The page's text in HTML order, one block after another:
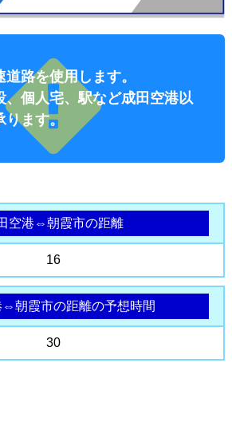
ショ
金
路を使用します。
個人宅、駅など成田空港以
ます。
空港⇔朝霞市の距離
16
⇔朝霞市の距離の予想時間
30